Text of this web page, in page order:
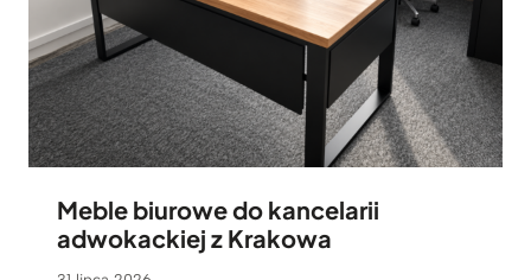
Meble biurowe do kancelarii
adwokackiej z Krakowa